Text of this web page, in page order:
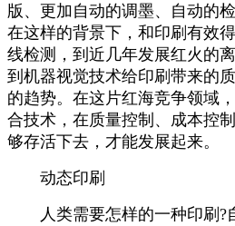
版、更加自动的调墨、自动的
在这样的背景下，和印刷有效
线检测，到近几年发展红火的
到机器视觉技术给印刷带来的
的趋势。在这片红海竞争领域
合技术，在质量控制、成本控
够存活下去，才能发展起来。
动态印刷
人类需要怎样的一种印刷?